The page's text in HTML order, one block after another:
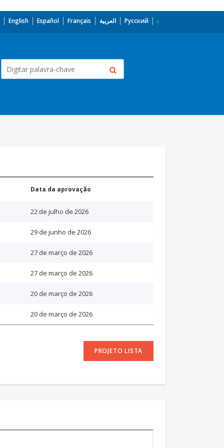
English Español Français العربية Русский
Data da aprovação
22 de julho de 2026
29 de junho de 2026
27 de março de 2026
27 de março de 2026
20 de março de 2026
20 de março de 2026
PROJETO LISTA